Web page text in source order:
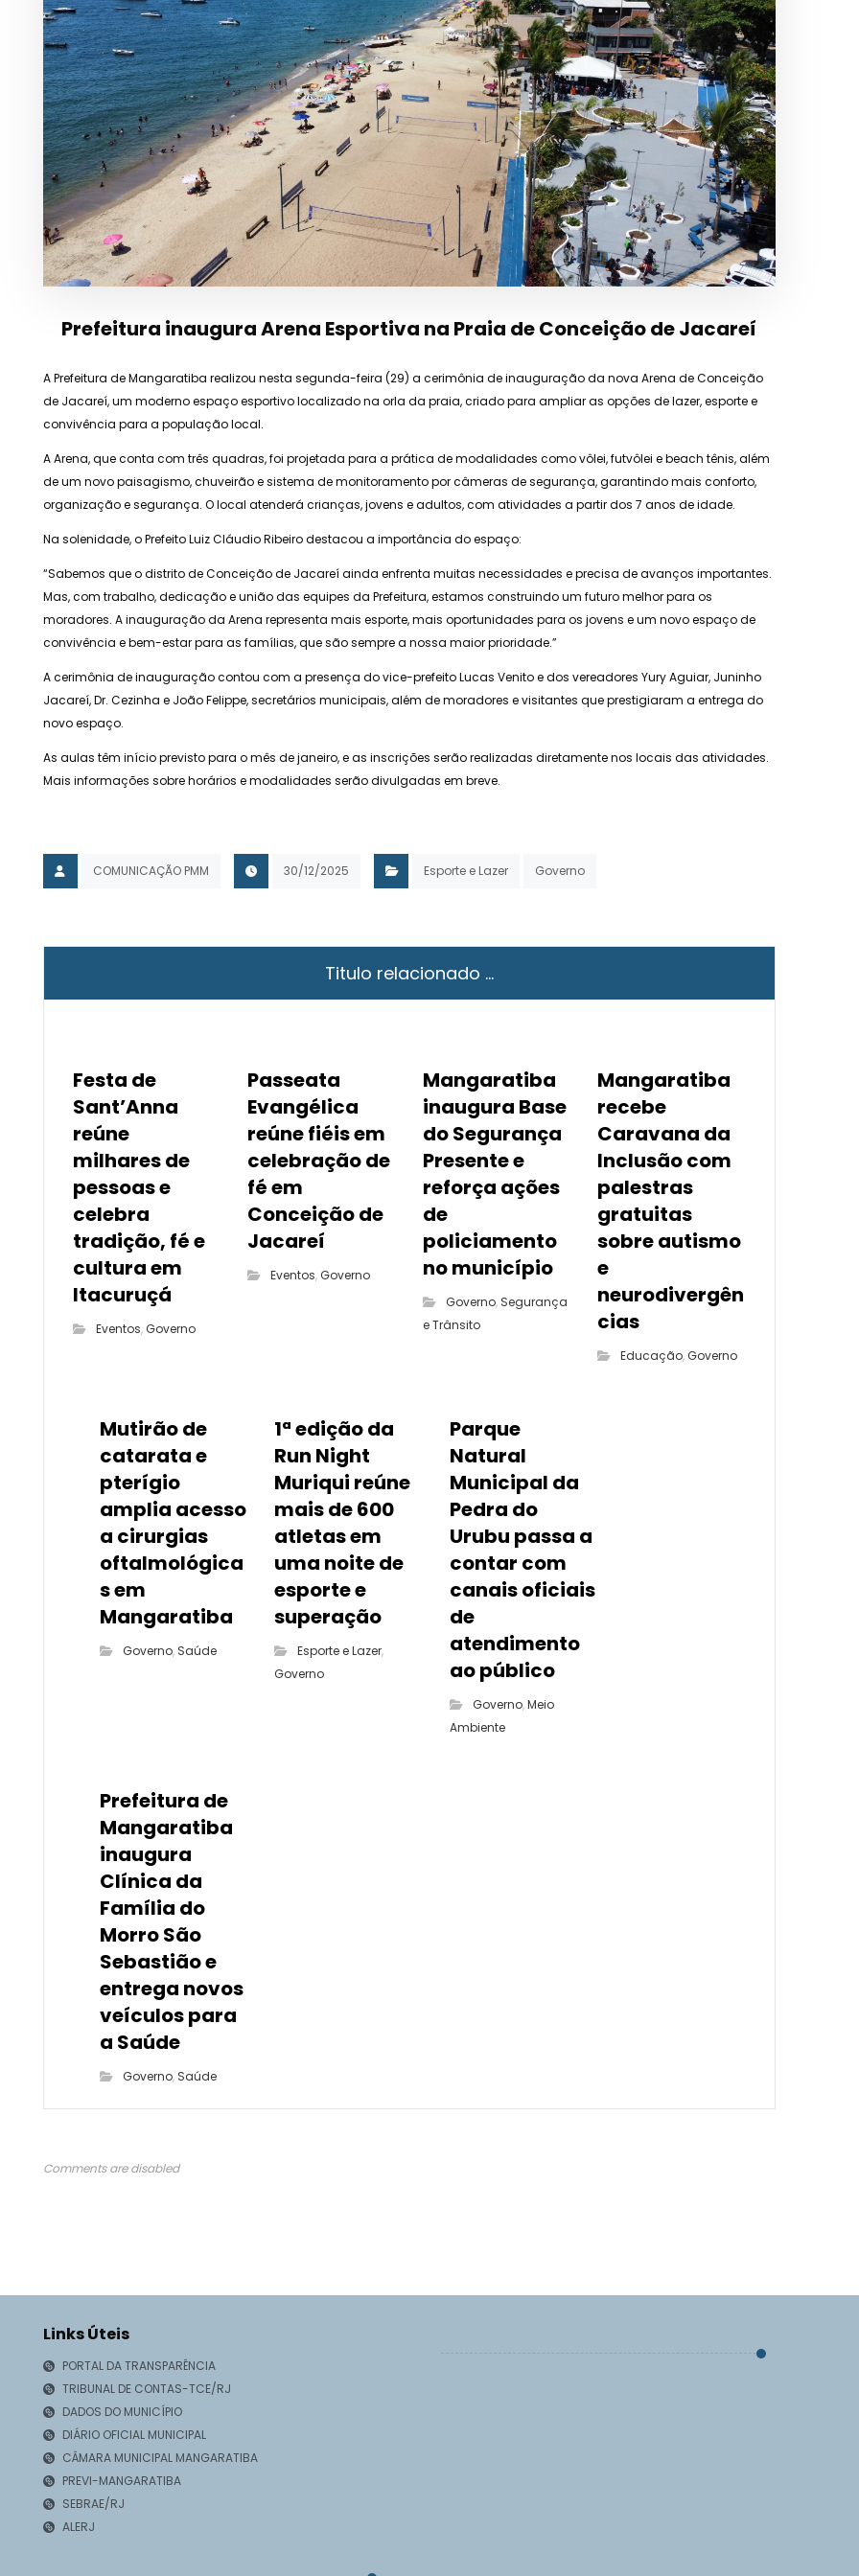
Prefeitura inaugura Arena Esportiva na Praia de Conceição de Jacareí
A Prefeitura de Mangaratiba realizou nesta segunda-feira (29) a cerimônia de inauguração da nova Arena de Conceição
de Jacareí, um moderno espaço esportivo localizado na orla da praia, criado para ampliar as opções de lazer, esporte e
convivência para a população local.
A Arena, que conta com três quadras, foi projetada para a prática de modalidades como vôlei, futvôlei e beach tênis, além
de um novo paisagismo, chuveirão e sistema de monitoramento por câmeras de segurança, garantindo mais conforto,
organização e segurança. O local atenderá crianças, jovens e adultos, com atividades a partir dos 7 anos de idade.
Na solenidade, o Prefeito Luiz Cláudio Ribeiro destacou a importância do espaço:
“Sabemos que o distrito de Conceição de Jacareí ainda enfrenta muitas necessidades e precisa de avanços importantes.
Mas, com trabalho, dedicação e união das equipes da Prefeitura, estamos construindo um futuro melhor para os
moradores. A inauguração da Arena representa mais esporte, mais oportunidades para os jovens e um novo espaço de
convivência e bem-estar para as famílias, que são sempre a nossa maior prioridade.”
A cerimônia de inauguração contou com a presença do vice-prefeito Lucas Venito e dos vereadores Yury Aguiar, Juninho
Jacareí, Dr. Cezinha e João Felippe, secretários municipais, além de moradores e visitantes que prestigiaram a entrega do
novo espaço.
As aulas têm início previsto para o mês de janeiro, e as inscrições serão realizadas diretamente nos locais das atividades.
Mais informações sobre horários e modalidades serão divulgadas em breve.
COMUNICAÇÃO PMM 30/12/2025 Esporte e Lazer Governo
Titulo relacionado ...
Festa de
Sant’Anna
reúne
milhares de
pessoas e
celebra
tradição, fé e
cultura em
Itacuruçá
Eventos, Governo
Passeata
Evangélica
reúne fiéis em
celebração de
fé em
Conceição de
Jacareí
Eventos, Governo
Mangaratiba
inaugura Base
do Segurança
Presente e
reforça ações
de
policiamento
no município
Governo, Segurança
e Trânsito
Mangaratiba
recebe
Caravana da
Inclusão com
palestras
gratuitas
sobre autismo
e
neurodivergên
cias
Educação, Governo
Mutirão de
catarata e
pterígio
amplia acesso
a cirurgias
oftalmológica
s em
Mangaratiba
Governo, Saúde
1ª edição da
Run Night
Muriqui reúne
mais de 600
atletas em
uma noite de
esporte e
superação
Esporte e Lazer,
Governo
Parque
Natural
Municipal da
Pedra do
Urubu passa a
contar com
canais oficiais
de
atendimento
ao público
Governo,Meio
Ambiente
Prefeitura de
Mangaratiba
inaugura
Clínica da
Família do
Morro São
Sebastião e
entrega novos
veículos para
a Saúde
Governo, Saúde
Comments are disabled
Links Úteis
PORTAL DA TRANSPARÊNCIA
TRIBUNAL DE CONTAS-TCE/RJ
DADOS DO MUNICÍPIO
DIÁRIO OFICIAL MUNICIPAL
CÂMARA MUNICIPAL MANGARATIBA
PREVI-MANGARATIBA
SEBRAE/RJ
ALERJ